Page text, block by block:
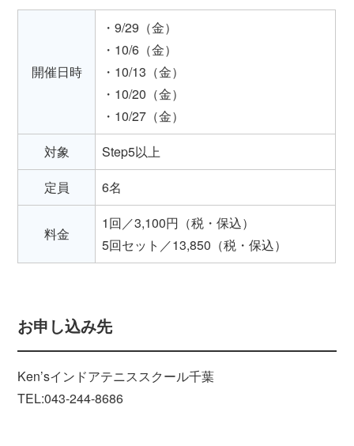
開催日時
・9/29（金）
・10/6（金）
・10/13（金）
・10/20（金）
・10/27（金）
対象
Step5以上
定員
6名
料金
1回／3,100円（税・保込）
5回セット／13,850（税・保込）
お申し込み先
Ken’sインドアテニススクール千葉
TEL:043-244-8686